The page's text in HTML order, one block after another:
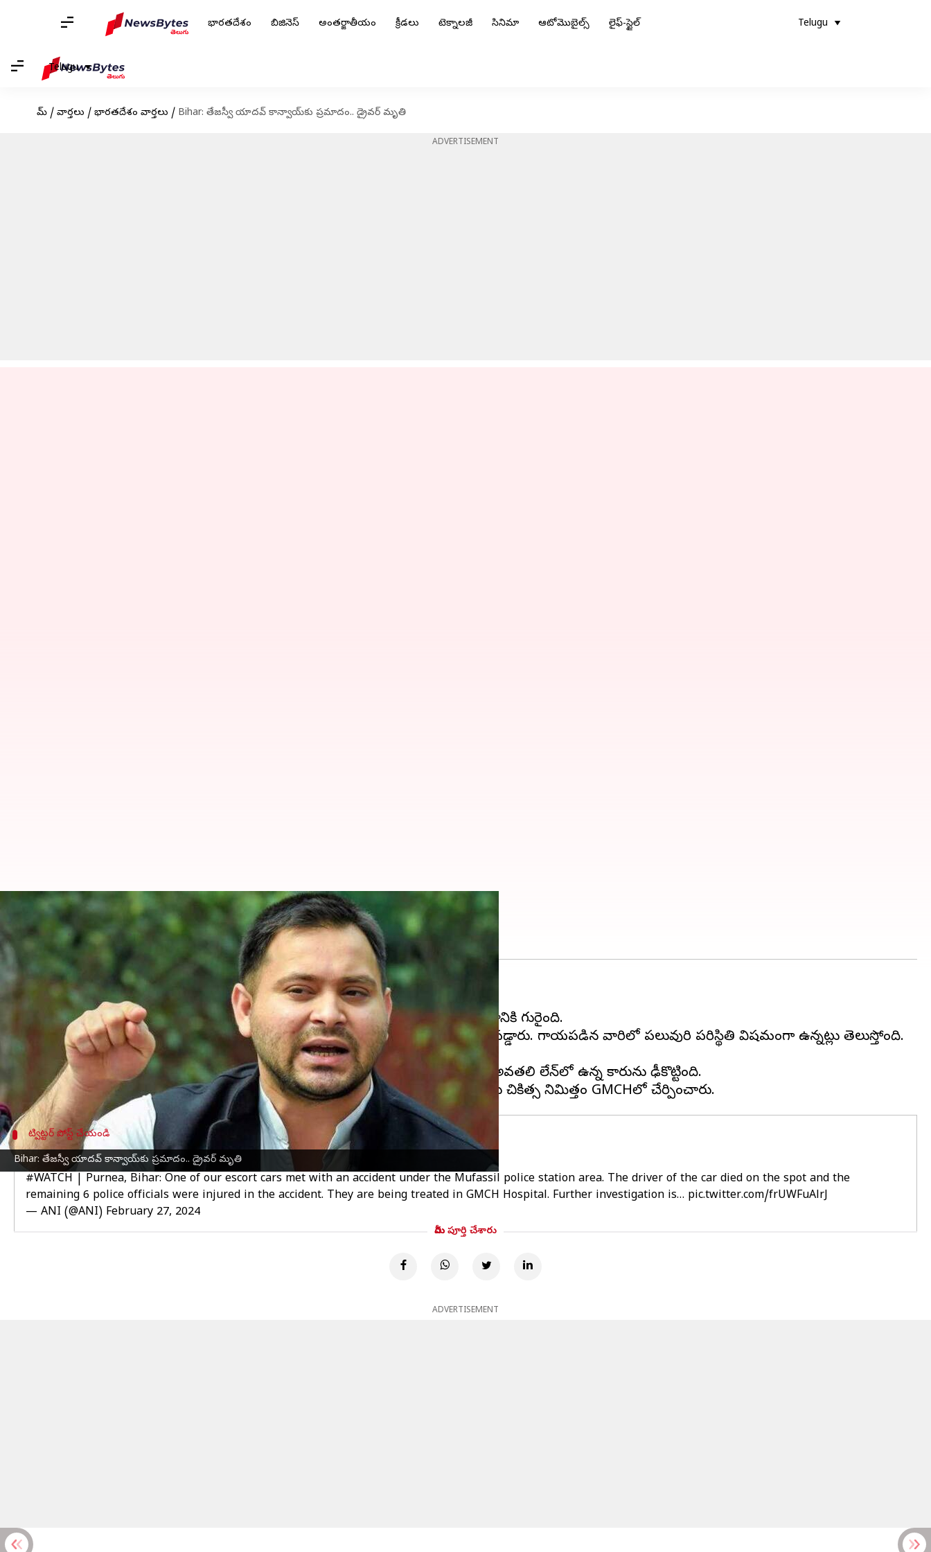
భారతదేశం బిజినెస్ అంతర్జాతీయం క్రీడలు టెక్నాలజీ సినిమా ఆటోమొబైల్స్ లైఫ్-స్టైల్ Telugu
Telugu
హోమ్ / వార్తలు / భారతదేశం వార్తలు / Bihar: తేజస్వీ యాదవ్ కాన్వాయ్‌కు ప్రమాదం.. డ్రైవర్ మృతి
ADVERTISEMENT
Bihar: తేజస్వీ యాదవ్ కాన్వాయ్‌కు ప్రమాదం.. డ్రైవర్ మృతి
Bihar: తేజస్వీ యాదవ్ కాన్వాయ్‌కు ప్రమాదం.. డ్రైవర్ మృతి
వ్రాసిన వారు Feb 27, 2024
ఈ వార్తాకథనం ఏంటి
ఆర్జేడీ నేత తేజస్వీ యాదవ్ బిహార్‌లో జన్ విశ్వాస్ యాత్ర చేస్తున్న విషయం తెలిసిందే.
ఈ యాత్రలో భాగంగా ఫిబ్రవరి 26 అర్థరాత్రి తేజస్వీ యాదవ్ కాన్వాయ్‌లోని వాహనం ప్రమాదానికి గురైంది.
ఈ ప్రమాదంలో వాహనం నడుపుతున్న డ్రైవర్ మృతి చెందాడు. ఆరుగురు పోలీసులు గాయపడ్డారు. గాయపడిన వారిలో పలువురి పరిస్థితి విషమంగా ఉన్నట్లు తెలుస్తోంది.
పూర్నియాలోని బిలౌరీ పనోరమా హైట్ సమీపంలో ఈ ప్రమాదం జరిగింది.
తేజస్వి యాదవ్‌ ప్రయాణిస్తున్న కాన్వాయ్‌లోని కారు అదుపు తప్పి డివైడర్‌ను ధ్వంసం చేసి.. అవతలి లేన్‌లో ఉన్న కారును ఢీకొట్టింది.
ట్విట్టర్ పోస్ట్ చేయండి
వివరాలు వెల్లడిస్తున్న పోలీసులు
#WATCH | Purnea, Bihar: One of our escort cars met with an accident under the Mufassil police station area. The driver of the car died on the spot and the
remaining 6 police officials were injured in the accident. They are being treated in GMCH Hospital. Further investigation is… pic.twitter.com/frUWFuAlrJ
— ANI (@ANI) February 27, 2024
మీరు పూర్తి చేశారు
ADVERTISEMENT